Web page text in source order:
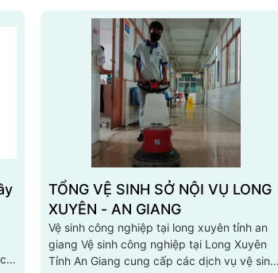
Ninh Uy Tín
TỔNG VỆ SINH SỞ NỘI VỤ LONG
XUYÊN - AN GIANG
Vệ sinh công nghiệp tại long xuyên tỉnh an
giang Vệ sinh công nghiệp tại Long Xuyên
Tỉnh An Giang cung cấp các dịch vụ vệ sinh